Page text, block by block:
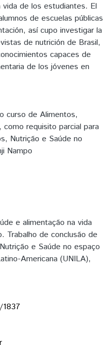
vida de los estudiantes. El
de escuelas públicas
así cupo investigar la
de nutrición de Brasil,
capaces de
de los jóvenes en
curso de Alimentos,
requisito parcial para
Nutrição e Saúde no
Nampo
e alimentação na vida
Trabalho de conclusão de
e Saúde no espaço
Americana (UNILA),